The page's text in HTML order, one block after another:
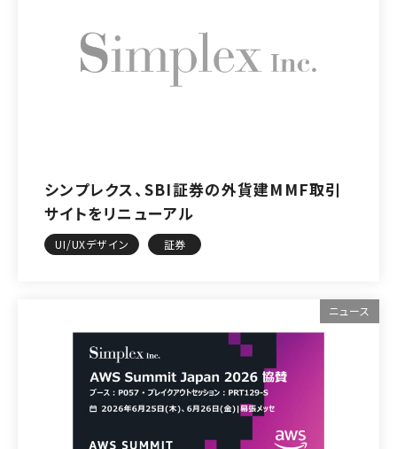
シンプレクス、SBI証券の外貨建MMF取引
サイトをリニューアル
UI/UXデザイン 証券
ニュース